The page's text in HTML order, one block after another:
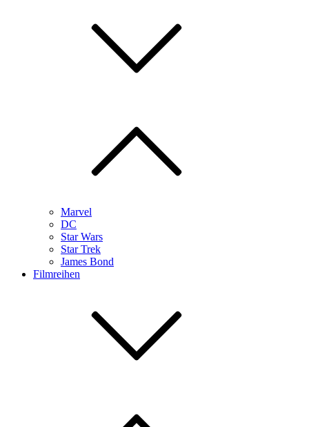
Marvel
DC
Star Wars
Star Trek
James Bond
Filmreihen